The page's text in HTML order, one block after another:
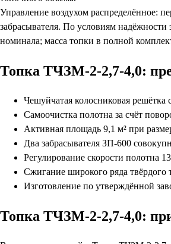
Управление воздухом распределённое:
забрасывателя. По условиям
номинала; масса топки в полной
Топка ТЧЗМ-2-2,7-4,0:
Чешуйчатая колосниковая
Самоочистка полотна за счёт
Активная площадь 9,1 м² при
Два забрасывателя ЗП-600
Регулирование скорости полотна
Сжигание широкого ряда
Изготовление по утверждённой
Топка ТЧЗМ-2-2,7-4,0: